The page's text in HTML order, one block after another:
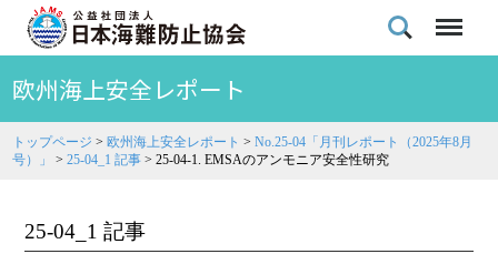
欧州海上安全レポート
トップページ > 欧州海上安全レポート >No.25-04「月刊レポート（2025年8月
号）」
>25-04_1 記事 >25-04-1. EMSAのアンモニア安全性研究
25-04_1 記事